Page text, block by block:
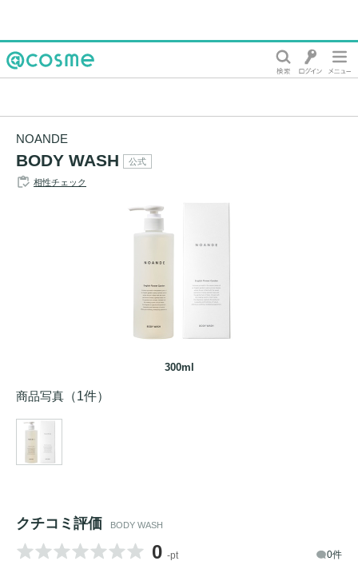
NOANDE
BODY WASH 公式
相性チェック
300ml
商品写真 （1件）
クチコミ評価 BODY WASH
0 -pt 0件